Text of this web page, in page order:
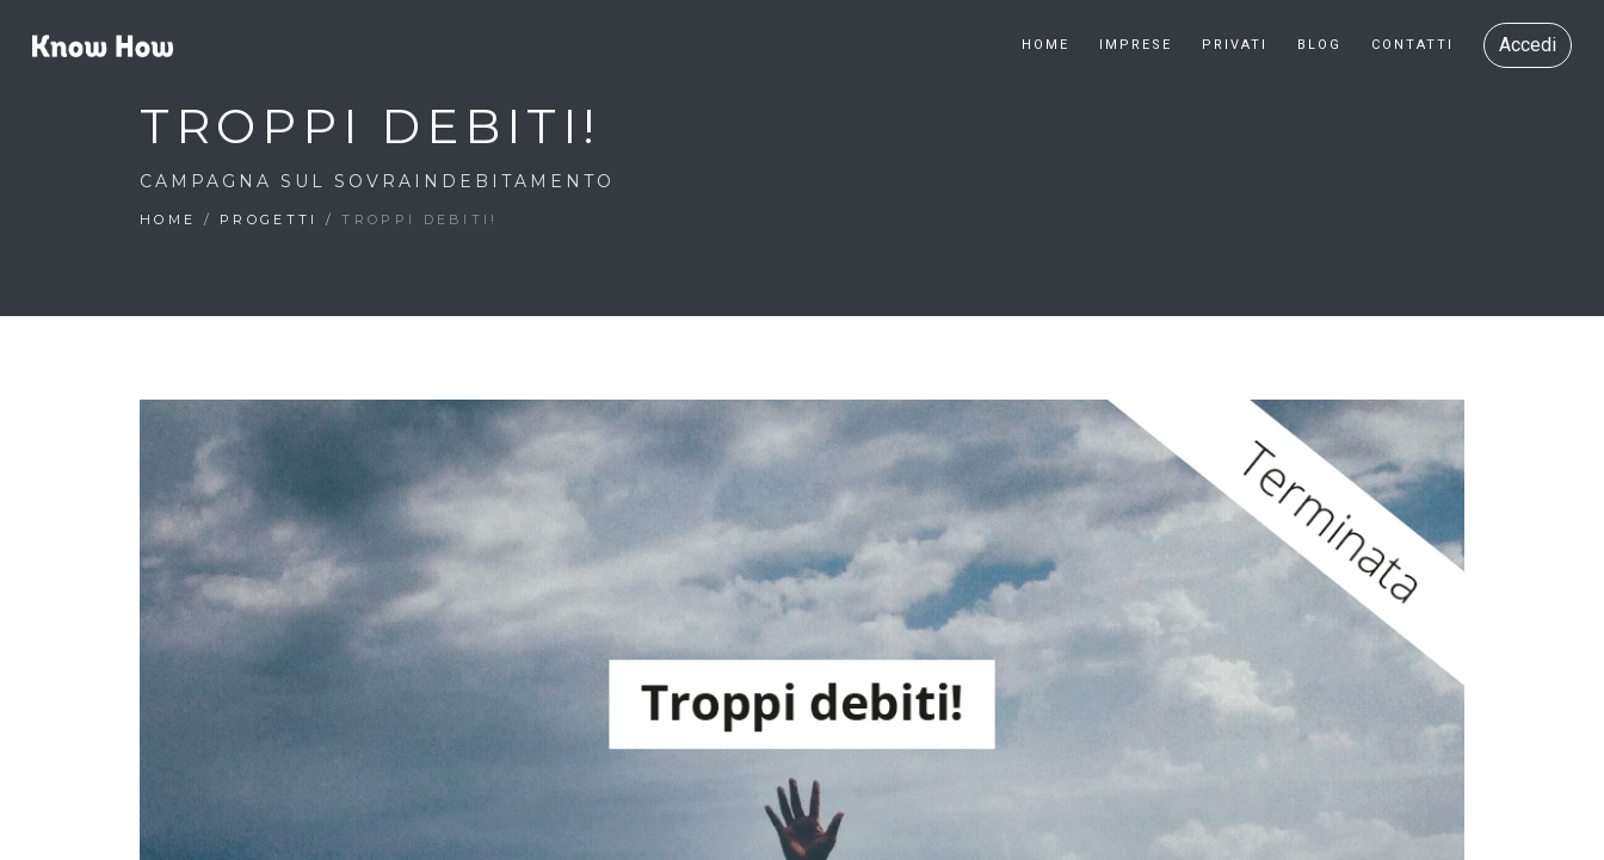
HOME IMPRESE PRIVATI BLOG CONTATTI Accedi
TROPPI DEBITI!
CAMPAGNA SUL SOVRAINDEBITAMENTO
HOME / PROGETTI /TROPPI DEBITI!